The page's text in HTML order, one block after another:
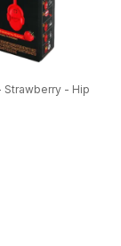
Strawberry - Hip